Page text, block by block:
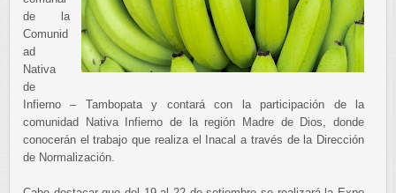
de la
Comunid
ad
Nativa
de
Infierno – Tambopata y contará con la participación de la
comunidad Nativa Infierno de la región Madre de Dios, donde
conocerán el trabajo que realiza el Inacal a través de la Dirección
de Normalización.